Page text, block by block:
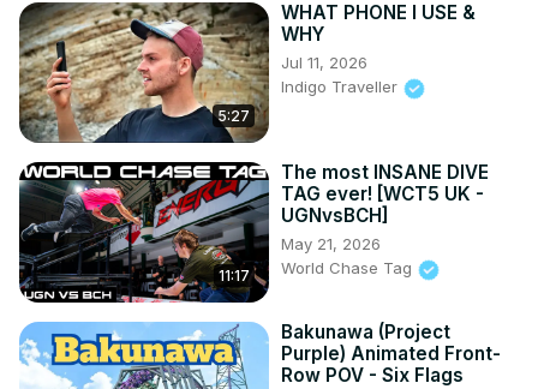
5:27
WHAT PHONE I USE &
WHY
Jul 11, 2026
Indigo Traveller
11:17
The most INSANE DIVE
TAG ever! [WCT5 UK -
UGNvsBCH]
May 21, 2026
World Chase Tag
Bakunawa (Project
Purple) Animated Front-
Row POV - Six Flags